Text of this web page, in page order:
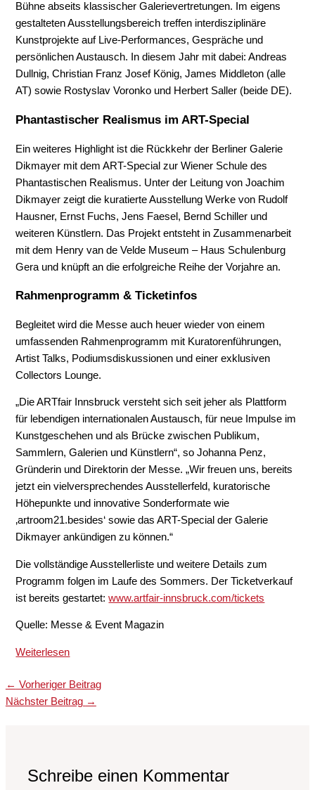
Bühne abseits klassischer Galerievertretungen. Im eigens
gestalteten Ausstellungsbereich treffen interdisziplinäre
Kunstprojekte auf Live-Performances, Gespräche und
persönlichen Austausch. In diesem Jahr mit dabei: Andreas
Dullnig, Christian Franz Josef König, James Middleton (alle
AT) sowie Rostyslav Voronko und Herbert Saller (beide DE).
Phantastischer Realismus im ART-Special
Ein weiteres Highlight ist die Rückkehr der Berliner Galerie
Dikmayer mit dem ART-Special zur Wiener Schule des
Phantastischen Realismus. Unter der Leitung von Joachim
Dikmayer zeigt die kuratierte Ausstellung Werke von Rudolf
Hausner, Ernst Fuchs, Jens Faesel, Bernd Schiller und
weiteren Künstlern. Das Projekt entsteht in Zusammenarbeit
mit dem Henry van de Velde Museum – Haus Schulenburg
Gera und knüpft an die erfolgreiche Reihe der Vorjahre an.
Rahmenprogramm & Ticketinfos
Begleitet wird die Messe auch heuer wieder von einem
umfassenden Rahmenprogramm mit Kuratorenführungen,
Artist Talks, Podiumsdiskussionen und einer exklusiven
Collectors Lounge.
„Die ARTfair Innsbruck versteht sich seit jeher als Plattform
für lebendigen internationalen Austausch, für neue Impulse im
Kunstgeschehen und als Brücke zwischen Publikum,
Sammlern, Galerien und Künstlern“, so Johanna Penz,
Gründerin und Direktorin der Messe. „Wir freuen uns, bereits
jetzt ein vielversprechendes Ausstellerfeld, kuratorische
Höhepunkte und innovative Sonderformate wie
‚artroom21.besides‘ sowie das ART-Special der Galerie
Dikmayer ankündigen zu können.“
Die vollständige Ausstellerliste und weitere Details zum
Programm folgen im Laufe des Sommers. Der Ticketverkauf
ist bereits gestartet:www.artfair-innsbruck.com/tickets
Quelle: Messe & Event Magazin
Weiterlesen
← Vorheriger Beitrag
Nächster Beitrag →
Schreibe einen Kommentar